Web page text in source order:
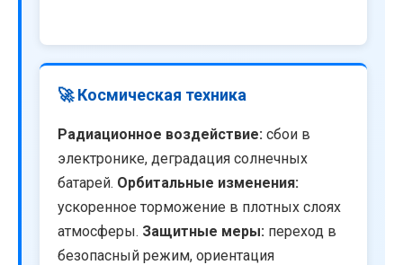
🚀 Космическая техника
Радиационное воздействие: сбои в
электронике, деградация солнечных
батарей. Орбитальные изменения:
ускоренное торможение в плотных слоях
атмосферы. Защитные меры: переход в
безопасный режим, ориентация